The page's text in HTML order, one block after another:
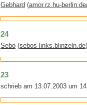
Gebhard (amor.rz.hu-
24
Sebo (sebos-links.blinzeln.de
23
schrieb am 13.07.2003 um